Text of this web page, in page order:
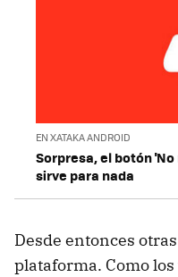
EN XATAKA ANDROID
Sorpresa, el botón
sirve para nada
Desde entonces
plataforma. Como